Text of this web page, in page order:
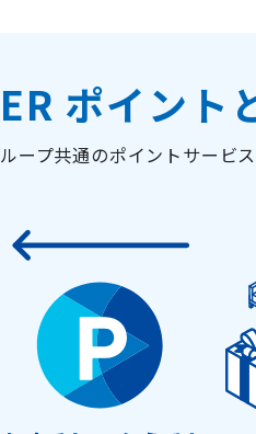
ポイント
ープ共通のポイントサービ